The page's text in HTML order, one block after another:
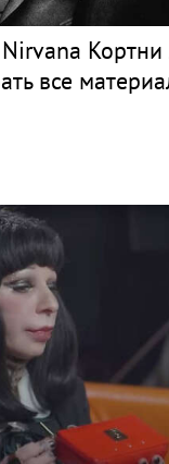
Кортни
все